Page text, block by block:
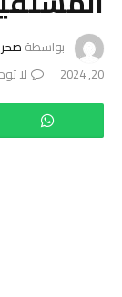
بواسطة
20, 2024
لا